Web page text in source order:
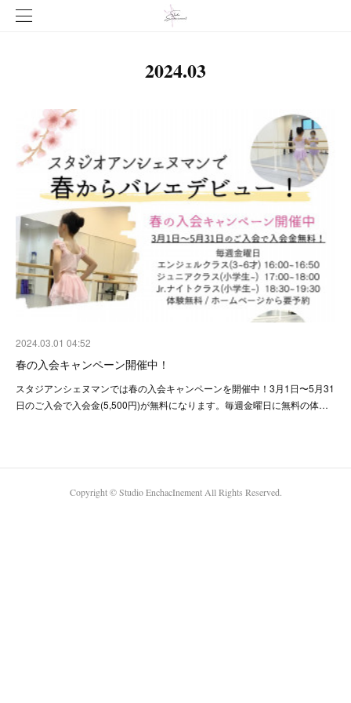
2024.03
2024.03.01 04:52
春の入会キャンペーン開催中！
スタジアンシェヌマンでは春の入会キャンペーンを開催中！3月1日〜5月31
日のご入会で入会金(5,500円)が無料になります。毎週金曜日に無料の体…
Copyright ©︎ Studio EnchacInement All Rights Reserved.